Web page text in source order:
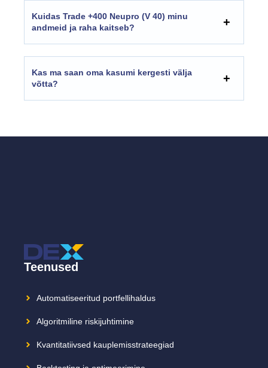
Kuidas Trade +400 Neupro (V 40) minu
andmeid ja raha kaitseb?
Kas ma saan oma kasumi kergesti välja
võtta?
Teenused
Automatiseeritud portfellihaldus
Algoritmiline riskijuhtimine
Kvantitatiivsed kauplemisstrateegiad